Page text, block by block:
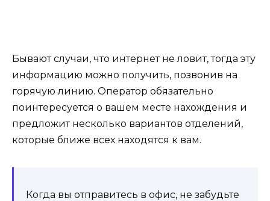
Бывают случаи, что интернетне ловит, тогда эту
информацию можно получить, позвонив на
горячую линию. Оператор обязательно
поинтересуется о вашем месте нахождения и
предложит несколько вариантов отделений,
которые ближе всех находятся к вам.
Когда вы отправитесь в офис, не забудьте